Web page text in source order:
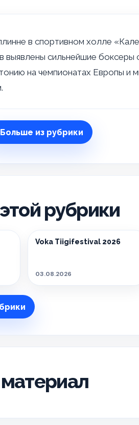
в спортивном холле
выявлены сильнейшие
на чемпионатах Европы
Больше из рубрики
рубрики
Voka Tiigifestival 2026
03.08.2026